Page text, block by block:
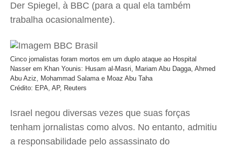
Der Spiegel, à BBC (para a qual ela também
trabalha ocasionalmente).
Cinco jornalistas foram mortos em um duplo ataque ao Hospital
Nasser em Khan Younis: Husam al-Masri, Mariam Abu Dagga, Ahmed
Abu Aziz, Mohammad Salama e Moaz Abu Taha
Crédito: EPA, AP, Reuters
Israel negou diversas vezes que suas forças
tenham jornalistas como alvos. No entanto, admitiu
a responsabilidade pelo assassinato do